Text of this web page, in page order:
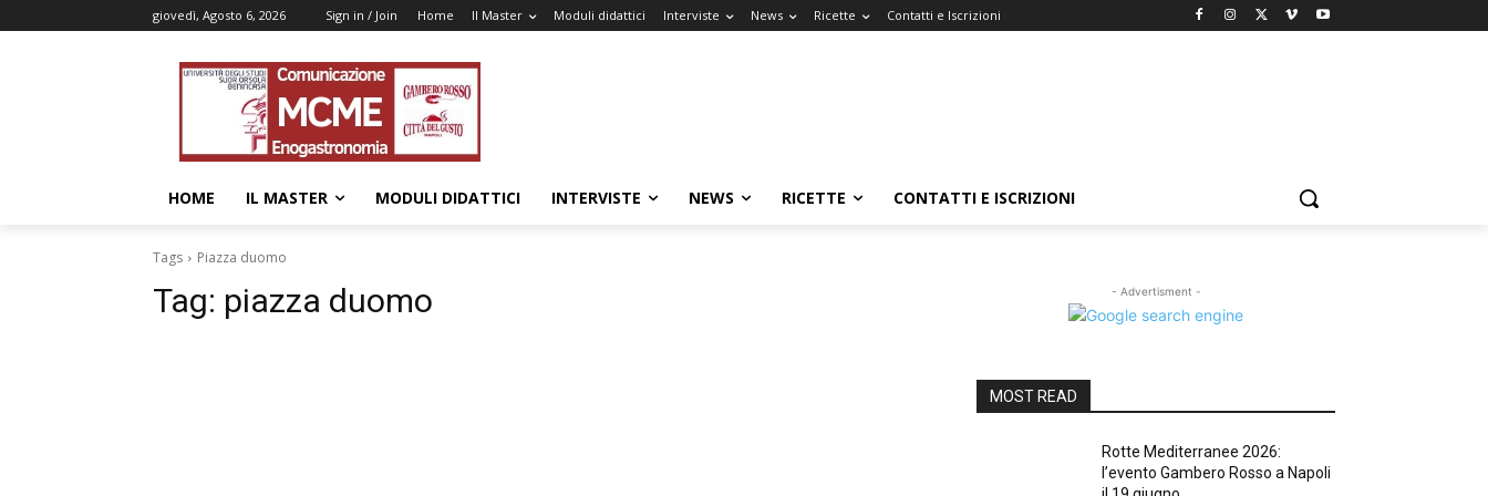
giovedì, Agosto 6, 2026 Sign in / Join Home Il Master Moduli didattici Interviste News Ricette Contatti e Iscrizioni
HOME IL MASTER MODULI DIDATTICI INTERVISTE NEWS RICETTE CONTATTI E ISCRIZIONI
Tags Piazza duomo
Tag: piazza duomo - Advertisment -
MOST READ
Rotte Mediterranee 2026:
l’evento Gambero Rosso a Napoli